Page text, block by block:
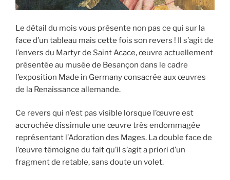
Le détail du mois vous présente non pas ce qui sur la
face d’un tableau mais cette fois son revers ! Il s’agit de
l’envers du Martyr de Saint Acace, œuvre actuellement
présentée au musée de Besançon dans le cadre
l’exposition Made in Germany consacrée aux œuvres
de la Renaissance allemande.
Ce revers qui n’est pas visible lorsque l’œuvre est
accrochée dissimule une œuvre très endommagée
représentant l’Adoration des Mages. La double face de
l’œuvre témoigne du fait qu’il s’agit a priori d’un
fragment de retable, sans doute un volet.